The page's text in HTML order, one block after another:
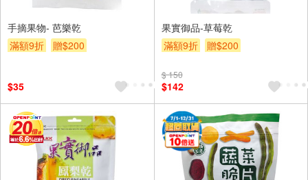
手摘果物- 芭樂乾
滿額9折
贈$200
$35
果實御品-草莓乾
滿額9折
贈$200
$ 150
$142